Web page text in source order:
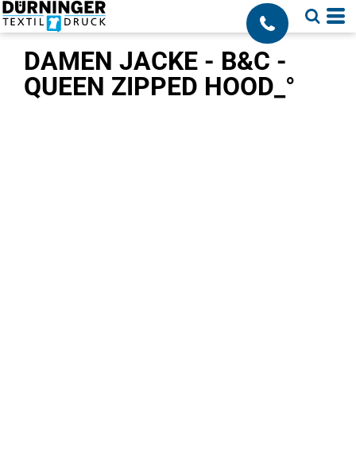
;
DAMEN JACKE - B&C -
QUEEN ZIPPED HOOD_°